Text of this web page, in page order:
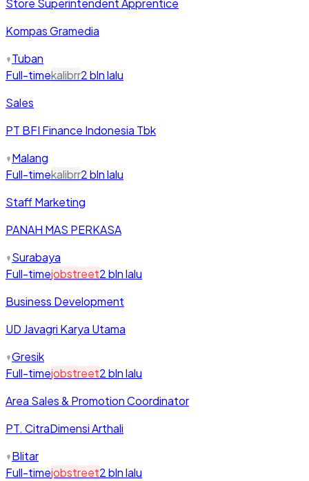
Store Superintendent Apprentice
Kompas Gramedia
Tuban
Full-timekalibrr2 bln lalu
Sales
PT BFI Finance Indonesia Tbk
Malang
Full-timekalibrr2 bln lalu
Staff Marketing
PANAH MAS PERKASA
Surabaya
Full-timejobstreet2 bln lalu
Business Development
UD Javagri Karya Utama
Gresik
Full-timejobstreet2 bln lalu
Area Sales & Promotion Coordinator
PT. CitraDimensi Arthali
Blitar
Full-timejobstreet2 bln lalu